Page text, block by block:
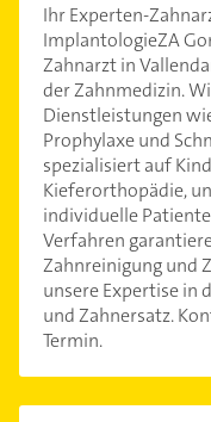
Ihr Experten-
ImplantologieZA
Zahnarzt in
der Zahnmedizin.
Dienstleistungen
Prophylaxe und
spezialisiert auf
Kieferorthopädie,
individuelle
Verfahren
Zahnreinigung und
unsere Expertise in
und Zahnersatz.
Termin.